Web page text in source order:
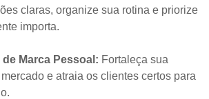
claras, organize sua rotina e priorize
importa.
Marca Pessoal: Fortaleça sua
e atraia os clientes certos para